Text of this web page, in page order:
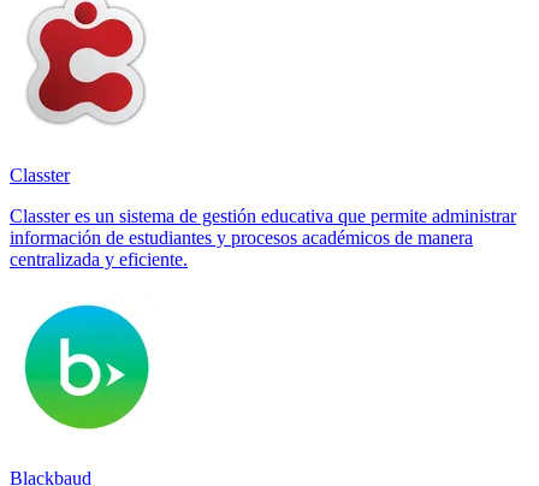
Classter
Classter es un sistema de gestión educativa que permite administrar
información de estudiantes y procesos académicos de manera
centralizada y eficiente.
Blackbaud